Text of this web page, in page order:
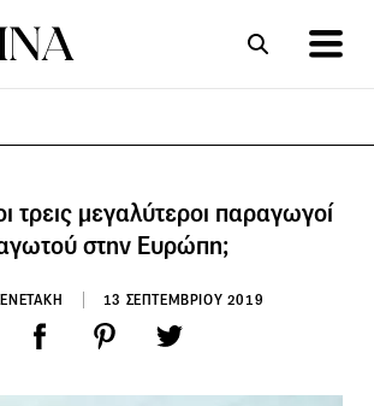
τρεις μεγαλύτεροι παραγωγοί
στην Ευρώπη;
13 ΣΕΠΤΕΜΒΡΙΟΥ 2019